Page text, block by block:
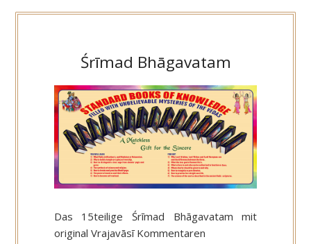
Śrīmad Bhāgavatam
Das 15teilige Śrīmad Bhāgavatam mit
original Vrajavāsī Kommentaren